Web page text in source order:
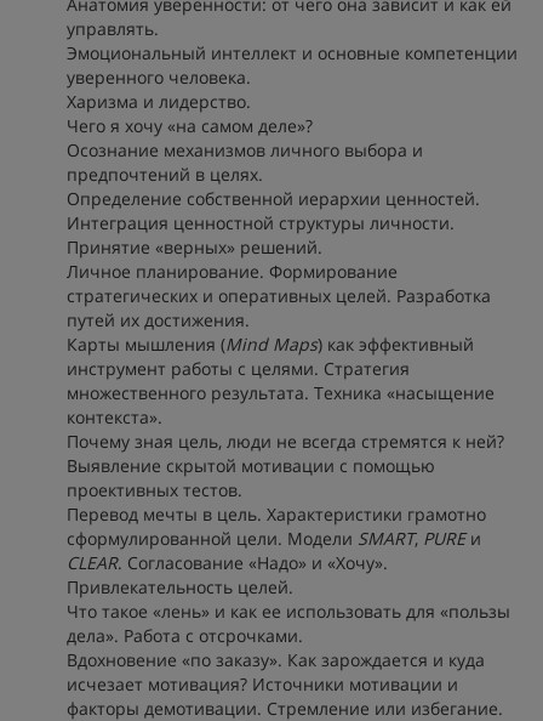
управлять.
Эмоциональный интеллект и основные компетенции
уверенного человека.
Харизма и лидерство.
Чего я хочу «на самом деле»?
Осознание механизмов личного выбора и
предпочтений в целях.
Определение собственной иерархии ценностей.
Интеграция ценностной структуры личности.
Принятие «верных» решений.
Личное планирование. Формирование
стратегических и оперативных целей. Разработка
путей их достижения.
Карты мышления (Mind Maps) как эффективный
инструмент работы с целями. Стратегия
множественного результата. Техника «насыщение
контекста».
Почему зная цель, люди не всегда стремятся к ней?
Выявление скрытой мотивации с помощью
проективных тестов.
Перевод мечты в цель. Характеристики грамотно
сформулированной цели. Модели SMART, PUREи
CLEAR. Согласование «Надо» и «Хочу».
Привлекательность целей.
Что такое «лень» и как ее использовать для «пользы
дела». Работа с отсрочками.
Вдохновение «по заказу». Как зарождается и куда
исчезает мотивация? Источники мотивации и
факторы демотивации. Стремление или избегание.